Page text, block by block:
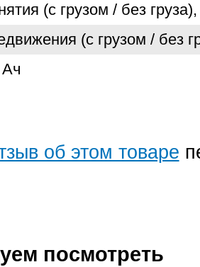
(с грузом / без
(с грузом / без
об этом товаре
посмотреть